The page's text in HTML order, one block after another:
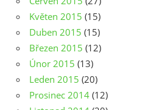
Květen 2015 (15)
Duben 2015 (15)
Březen 2015 (12)
Únor 2015 (13)
Leden 2015 (20)
Prosinec 2014 (12)